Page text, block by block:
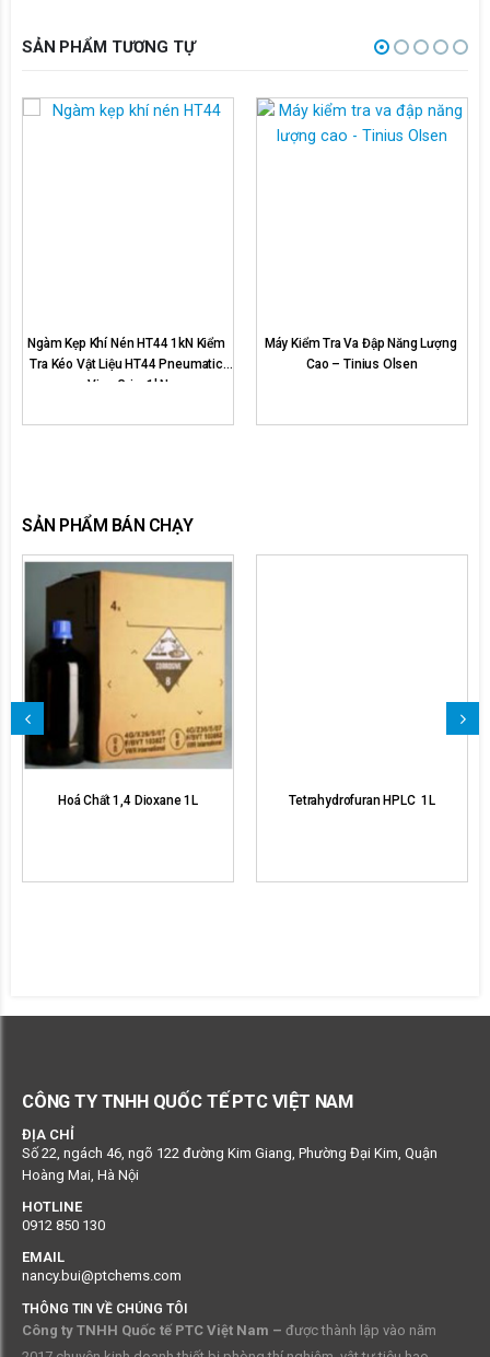
SẢN PHẨM TƯƠNG TỰ
Ngàm Kẹp Khí Nén HT44 1kN Kiểm
Tra Kéo Vật Liệu HT44 Pneumatic
Vice Grip, 1kN
Máy Kiểm Tra Va Đập Năng Lượng
Cao – Tinius Olsen
SẢN PHẨM BÁN CHẠY
Hoá Chất 1,4 Dioxane 1L Tetrahydrofuran HPLC  1L
CÔNG TY TNHH QUỐC TẾ PTC VIỆT NAM
ĐỊA CHỈ
Số 22, ngách 46, ngõ 122 đường Kim Giang, Phường Đại Kim, Quận
Hoàng Mai, Hà Nội
HOTLINE
0912 850 130
EMAIL
nancy.bui@ptchems.com
THÔNG TIN VỀ CHÚNG TÔI
Công ty TNHH Quốc tế PTC Việt Nam – được thành lập vào năm